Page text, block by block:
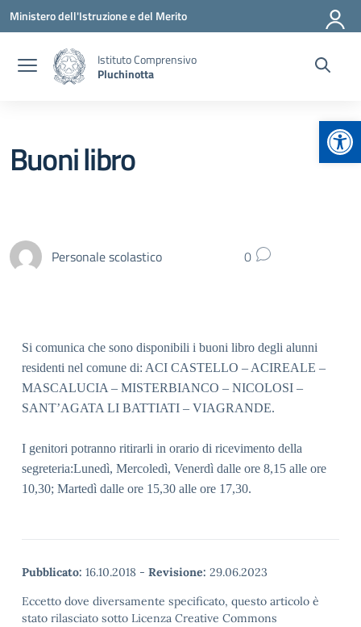
Vai ai contenuti
Vai al menu di navigazione
Vai al footer
Ministero dell'Istruzione e del Merito
Istituto Comprensivo
Pluchinotta
Buoni libro
Personale scolastico 0
Si comunica che sono disponibili i buoni libro degli alunni
residenti nel comune di: ACI CASTELLO – ACIREALE –
MASCALUCIA – MISTERBIANCO – NICOLOSI –
SANT’AGATA LI BATTIATI – VIAGRANDE.
I genitori potranno ritirarli in orario di ricevimento della
segreteria:Lunedì, Mercoledì, Venerdì dalle ore 8,15 alle ore
10,30; Martedì dalle ore 15,30 alle ore 17,30.
Pubblicato: 16.10.2018 - Revisione: 29.06.2023
Eccetto dove diversamente specificato, questo articolo è
stato rilasciato sotto Licenza Creative Commons